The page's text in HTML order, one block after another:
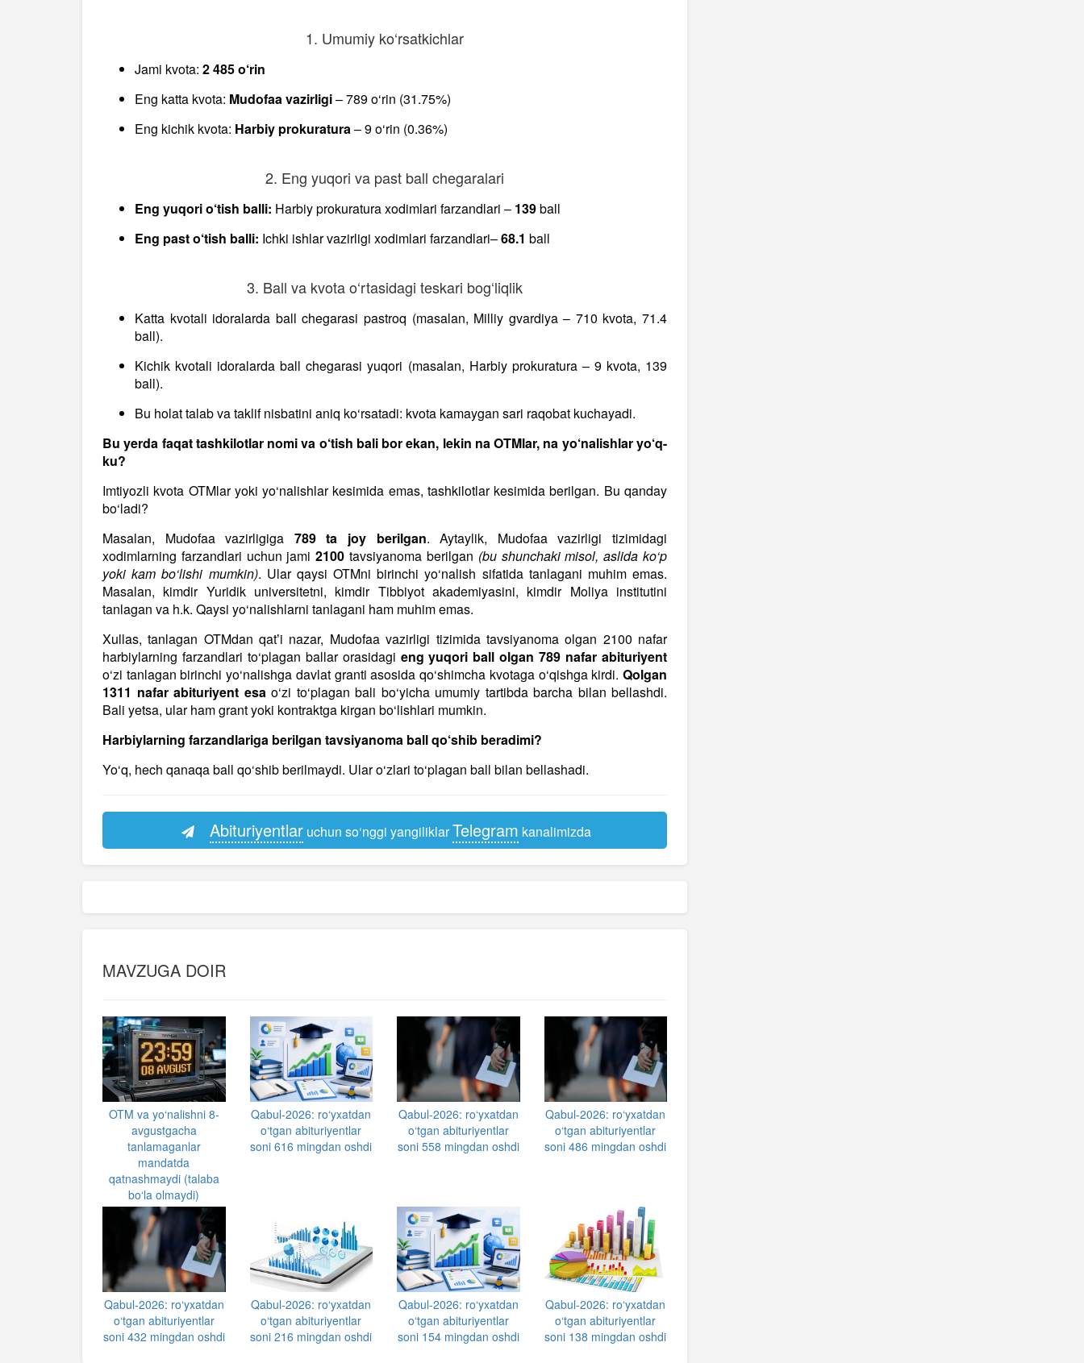
1. Umumiy ko‘rsatkichlar
Jami kvota: 2 485 o‘rin
Eng katta kvota: Mudofaa vazirligi– 789 o‘rin (31.75%)
Eng kichik kvota: Harbiy prokuratura– 9 o‘rin (0.36%)
2. Eng yuqori va past ball chegaralari
Eng yuqori o‘tish balli: Harbiy prokuratura xodimlari farzandlari – 139ball
Eng past o‘tish balli: Ichki ishlar vazirligi xodimlari farzandlari–68.1 ball
3. Ball va kvota o‘rtasidagi teskari bog‘liqlik
Katta kvotali idoralarda ball chegarasi pastroq (masalan, Milliy gvardiya – 710 kvota, 71.4
ball).
Kichik kvotali idoralarda ball chegarasi yuqori (masalan, Harbiy prokuratura – 9 kvota, 139
ball).
Bu holat talab va taklif nisbatini aniq ko‘rsatadi: kvota kamaygan sari raqobat kuchayadi.
Bu yerda faqat tashkilotlar nomi va o‘tish bali bor ekan, lekin na OTMlar, na yo‘nalishlar yo‘q-
ku?
Imtiyozli kvota OTMlar yoki yo‘nalishlar kesimida emas, tashkilotlar kesimida berilgan. Bu qanday
bo‘ladi?
Masalan, Mudofaa vazirligiga 789 ta joy berilgan. Aytaylik, Mudofaa vazirligi tizimidagi
xodimlarning farzandlari uchun jami2100 tavsiyanoma berilgan (bu shunchaki misol, aslida ko‘p
yoki kam bo‘lishi mumkin). Ular qaysi OTMni birinchi yo‘nalish sifatida tanlagani muhim emas.
Masalan, kimdir Yuridik universitetni, kimdir Tibbiyot akademiyasini, kimdir Moliya institutini
tanlagan va h.k. Qaysi yo‘nalishlarni tanlagani ham muhim emas.
Xullas, tanlagan OTMdan qatʼi nazar, Mudofaa vazirligi tizimida tavsiyanoma olgan 2100 nafar
harbiylarning farzandlari to‘plagan ballar orasidagi eng yuqori ball olgan 789 nafar abituriyent
o‘zi tanlagan birinchi yo‘nalishga davlat granti asosida qo‘shimcha kvotaga o‘qishga kirdi. Qolgan
1311 nafar abituriyent esao‘zi to‘plagan bali bo‘yicha umumiy tartibda barcha bilan bellashdi.
Bali yetsa, ular ham grant yoki kontraktga kirgan bo‘lishlari mumkin.
Harbiylarning farzandlariga berilgan tavsiyanoma ball qo‘shib beradimi?
Yo‘q, hech qanaqa ball qo‘shib berilmaydi. Ular o‘zlari to‘plagan ball bilan bellashadi.
Abituriyentlaruchun so‘nggi yangiliklarTelegram kanalimizda
MAVZUGA DOIR
OTM va yo‘nalishni 8-
avgustgacha
tanlamaganlar
mandatda
qatnashmaydi (talaba
bo‘la olmaydi)
Qabul-2026: ro‘yxatdan
o‘tgan abituriyentlar
soni 616 mingdan oshdi
Qabul-2026: ro‘yxatdan
o‘tgan abituriyentlar
soni 558 mingdan oshdi
Qabul-2026: ro‘yxatdan
o‘tgan abituriyentlar
soni 486 mingdan oshdi
Qabul-2026: ro‘yxatdan
o‘tgan abituriyentlar
soni 432 mingdan oshdi
Qabul-2026: ro‘yxatdan
o‘tgan abituriyentlar
soni 216 mingdan oshdi
Qabul-2026: ro‘yxatdan
o‘tgan abituriyentlar
soni 154 mingdan oshdi
Qabul-2026: ro‘yxatdan
o‘tgan abituriyentlar
soni 138 mingdan oshdi